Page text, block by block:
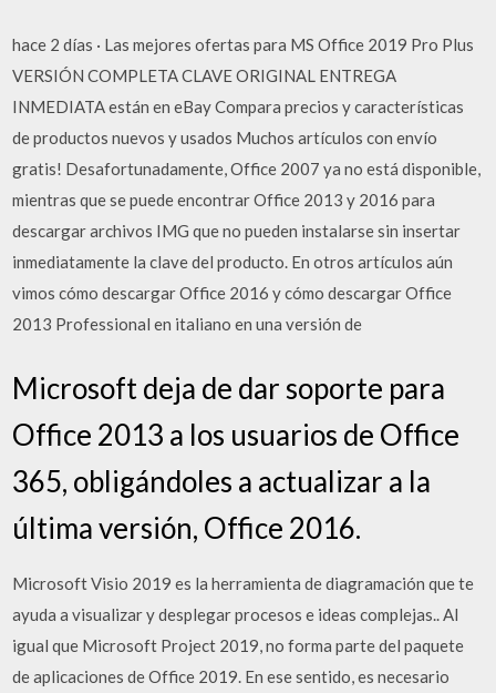
hace 2 días · Las mejores ofertas para MS Office 2019 Pro Plus
VERSIÓN COMPLETA CLAVE ORIGINAL ENTREGA
INMEDIATA están en eBay Compara precios y características
de productos nuevos y usados Muchos artículos con envío
gratis! Desafortunadamente, Office 2007 ya no está disponible,
mientras que se puede encontrar Office 2013 y 2016 para
descargar archivos IMG que no pueden instalarse sin insertar
inmediatamente la clave del producto. En otros artículos aún
vimos cómo descargar Office 2016 y cómo descargar Office
2013 Professional en italiano en una versión de
Microsoft deja de dar soporte para
Office 2013 a los usuarios de Office
365, obligándoles a actualizar a la
última versión, Office 2016.
Microsoft Visio 2019 es la herramienta de diagramación que te
ayuda a visualizar y desplegar procesos e ideas complejas.. Al
igual que Microsoft Project 2019, no forma parte del paquete
de aplicaciones de Office 2019. En ese sentido, es necesario